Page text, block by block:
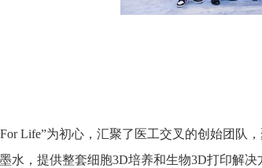
Life”为初心，汇聚了医工交叉的创始团
水，提供整套细胞3D培养和生物3D打印